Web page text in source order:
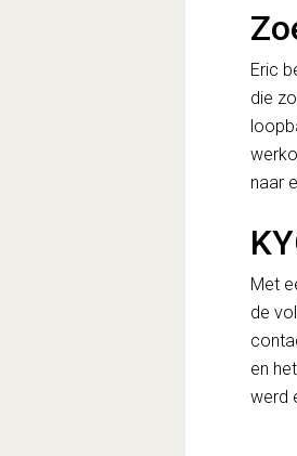
Eric
die
naar
Met
de
en
werd